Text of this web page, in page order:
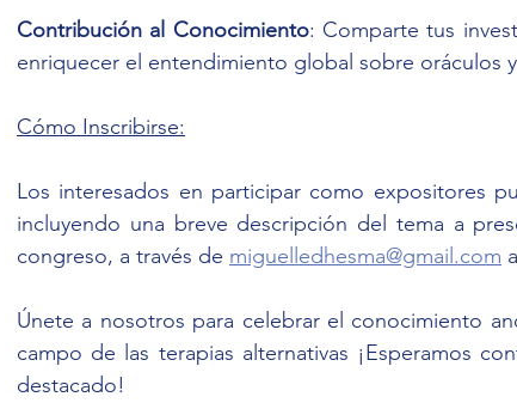
Contribución al Conocimiento: Comparte tus
enriquecer el entendimiento global sobre oráculos
Cómo Inscribirse:
Los interesados en participar como expositores
incluyendo una breve descripción del tema a
congreso, a través de miguelledhesma@gmail.com
Únete a nosotros para celebrar el conocimiento
campo de las terapias alternativas ¡Esperamos
destacado!